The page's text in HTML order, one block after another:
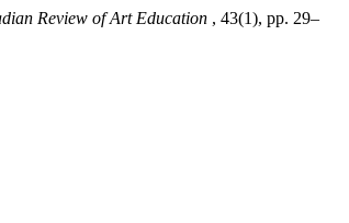
Review of Art Education , 43(1), pp. 29–